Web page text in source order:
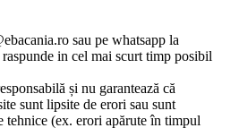
sau pe whatsapp la
in cel mai scurt timp posibil
și nu garantează că
sunt lipsite de erori sau sunt
(ex. erori apărute în timpul